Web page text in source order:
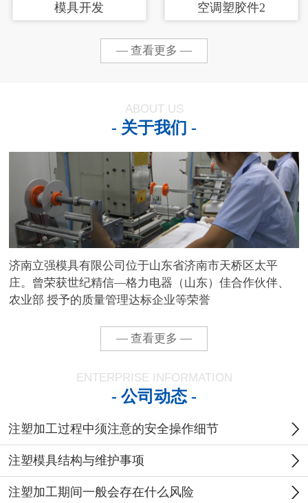
模具开发 空调塑胶件2
— 查看更多 —
ABOUT US
- 关于我们 -
济南立强模具有限公司位于山东省济南市天桥区太平
庄。曾荣获世纪精信—格力电器（山东）佳合作伙伴、
农业部 授予的质量管理达标企业等荣誉
— 查看更多 —
ENTERPRISE INFORMATION
- 公司动态 -
注塑加工过程中须注意的安全操作细节
注塑模具结构与维护事项
注塑加工期间一般会存在什么风险